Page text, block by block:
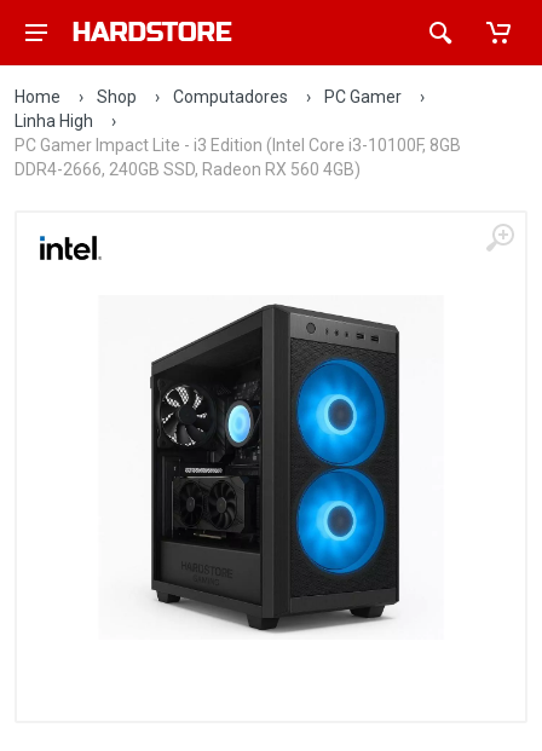
Home › Shop › Computadores › PC Gamer
›
Linha High
›
PC Gamer Impact Lite - i3 Edition (Intel Core i3-10100F, 8GB
DDR4-2666, 240GB SSD, Radeon RX 560 4GB)